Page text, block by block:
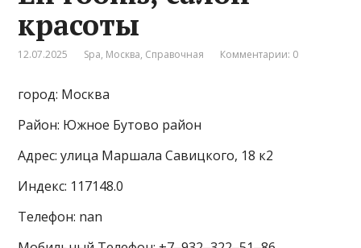
красоты
12.07.2025 Spa, Москва, Справочная Комментарии: 0
город: Москва
Район: Южное Бутово район
Адрес: улица Маршала Савицкого, 18 к2
Индекс: 117148.0
Телефон: nan